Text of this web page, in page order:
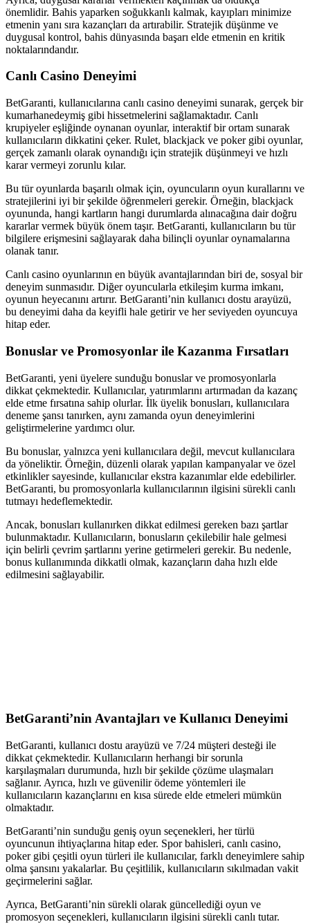
önemlidir. Bahis yaparken soğukkanlı kalmak, kayıpları minimize
etmenin yanı sıra kazançları da artırabilir. Stratejik düşünme ve
duygusal kontrol, bahis dünyasında başarı elde etmenin en kritik
noktalarındandır.
Canlı Casino Deneyimi
BetGaranti, kullanıcılarına canlı casino deneyimi sunarak, gerçek bir
kumarhanedeymiş gibi hissetmelerini sağlamaktadır. Canlı
krupiyeler eşliğinde oynanan oyunlar, interaktif bir ortam sunarak
kullanıcıların dikkatini çeker. Rulet, blackjack ve poker gibi oyunlar,
gerçek zamanlı olarak oynandığı için stratejik düşünmeyi ve hızlı
karar vermeyi zorunlu kılar.
Bu tür oyunlarda başarılı olmak için, oyuncuların oyun kurallarını ve
stratejilerini iyi bir şekilde öğrenmeleri gerekir. Örneğin, blackjack
oyununda, hangi kartların hangi durumlarda alınacağına dair doğru
kararlar vermek büyük önem taşır. BetGaranti, kullanıcıların bu tür
bilgilere erişmesini sağlayarak daha bilinçli oyunlar oynamalarına
olanak tanır.
Canlı casino oyunlarının en büyük avantajlarından biri de, sosyal bir
deneyim sunmasıdır. Diğer oyuncularla etkileşim kurma imkanı,
oyunun heyecanını artırır. BetGaranti’nin kullanıcı dostu arayüzü,
bu deneyimi daha da keyifli hale getirir ve her seviyeden oyuncuya
hitap eder.
Bonuslar ve Promosyonlar ile Kazanma Fırsatları
BetGaranti, yeni üyelere sunduğu bonuslar ve promosyonlarla
dikkat çekmektedir. Kullanıcılar, yatırımlarını artırmadan da kazanç
elde etme fırsatına sahip olurlar. İlk üyelik bonusları, kullanıcılara
deneme şansı tanırken, aynı zamanda oyun deneyimlerini
geliştirmelerine yardımcı olur.
Bu bonuslar, yalnızca yeni kullanıcılara değil, mevcut kullanıcılara
da yöneliktir. Örneğin, düzenli olarak yapılan kampanyalar ve özel
etkinlikler sayesinde, kullanıcılar ekstra kazanımlar elde edebilirler.
BetGaranti, bu promosyonlarla kullanıcılarının ilgisini sürekli canlı
tutmayı hedeflemektedir.
Ancak, bonusları kullanırken dikkat edilmesi gereken bazı şartlar
bulunmaktadır. Kullanıcıların, bonusların çekilebilir hale gelmesi
için belirli çevrim şartlarını yerine getirmeleri gerekir. Bu nedenle,
bonus kullanımında dikkatli olmak, kazançların daha hızlı elde
edilmesini sağlayabilir.
BetGaranti’nin Avantajları ve Kullanıcı Deneyimi
BetGaranti, kullanıcı dostu arayüzü ve 7/24 müşteri desteği ile
dikkat çekmektedir. Kullanıcıların herhangi bir sorunla
karşılaşmaları durumunda, hızlı bir şekilde çözüme ulaşmaları
sağlanır. Ayrıca, hızlı ve güvenilir ödeme yöntemleri ile
kullanıcıların kazançlarını en kısa sürede elde etmeleri mümkün
olmaktadır.
BetGaranti’nin sunduğu geniş oyun seçenekleri, her türlü
oyuncunun ihtiyaçlarına hitap eder. Spor bahisleri, canlı casino,
poker gibi çeşitli oyun türleri ile kullanıcılar, farklı deneyimlere sahip
olma şansını yakalarlar. Bu çeşitlilik, kullanıcıların sıkılmadan vakit
geçirmelerini sağlar.
Ayrıca, BetGaranti’nin sürekli olarak güncellediği oyun ve
promosyon seçenekleri, kullanıcıların ilgisini sürekli canlı tutar.